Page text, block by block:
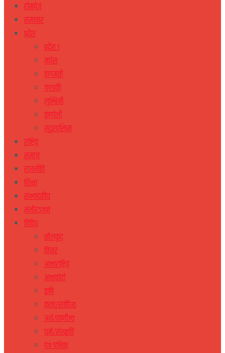
होमपेज
समाचार
प्रदेश
प्रदेश १
मधेस
वागमती
गण्डकी
लुम्बिनी
कर्णाली
सुदुरपस्चिम
राष्ट्रिय
समाज
राजनीति
शिक्षा
सम्पादकीय
मनोरञ्जन
विविध
खेलकुद
विचार
अन्तराष्ट्रिय
अन्तर्वार्ता
कृषि
कला/साहित्य
अर्थ/वाणीज्य
धर्म/संस्कृति
पत्र-पत्रिका